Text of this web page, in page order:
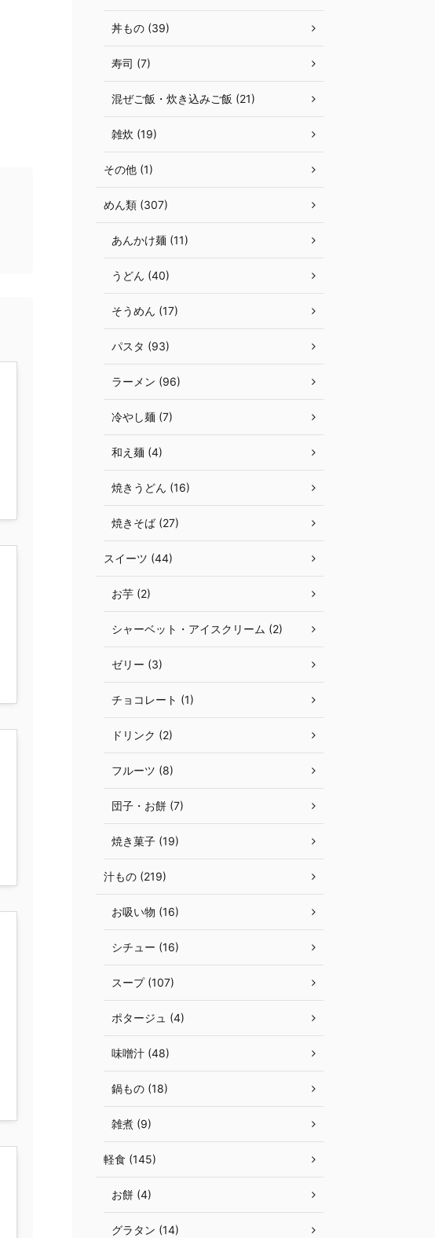
丼もの (39)
寿司 (7)
混ぜご飯・炊き込みご飯 (21)
雑炊 (19)
その他 (1)
めん類 (307)
あんかけ麺 (11)
うどん (40)
そうめん (17)
パスタ (93)
ラーメン (96)
冷やし麺 (7)
和え麺 (4)
焼きうどん (16)
焼きそば (27)
スイーツ (44)
お芋 (2)
シャーベット・アイスクリーム (2)
ゼリー (3)
チョコレート (1)
ドリンク (2)
フルーツ (8)
団子・お餅 (7)
焼き菓子 (19)
汁もの (219)
お吸い物 (16)
シチュー (16)
スープ (107)
ポタージュ (4)
味噌汁 (48)
鍋もの (18)
雑煮 (9)
軽食 (145)
お餅 (4)
グラタン (14)